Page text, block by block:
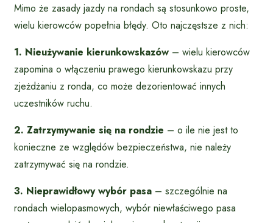
Mimo że zasady jazdy na rondach są stosunkowo proste,
wielu kierowców popełnia błędy. Oto najczęstsze z nich:
1. Nieużywanie kierunkowskazów – wielu kierowców
zapomina o włączeniu prawego kierunkowskazu przy
zjeżdżaniu z ronda, co może dezorientować innych
uczestników ruchu.
2. Zatrzymywanie się na rondzie – o ile nie jest to
konieczne ze względów bezpieczeństwa, nie należy
zatrzymywać się na rondzie.
3. Nieprawidłowy wybór pasa – szczególnie na
rondach wielopasmowych, wybór niewłaściwego pasa